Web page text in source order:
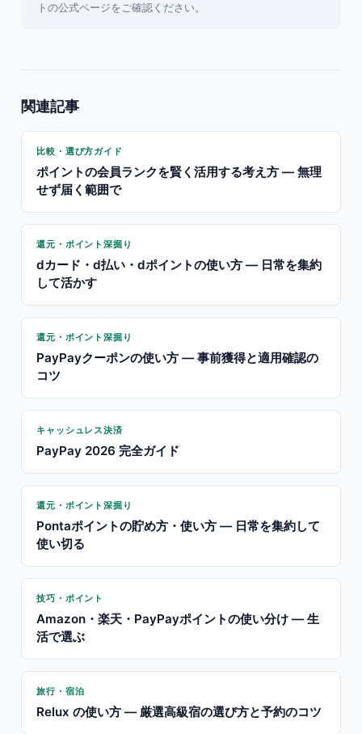
トの公式ページをご確認ください。
関連記事
比較・選び方ガイド
ポイントの会員ランクを賢く活用する考え方 — 無理
せず届く範囲で
還元・ポイント深掘り
dカード・d払い・dポイントの使い方 — 日常を集約
して活かす
還元・ポイント深掘り
PayPayクーポンの使い方 — 事前獲得と適用確認の
コツ
キャッシュレス決済
PayPay 2026 完全ガイド
還元・ポイント深掘り
Pontaポイントの貯め方・使い方 — 日常を集約して
使い切る
技巧・ポイント
Amazon・楽天・PayPayポイントの使い分け — 生
活で選ぶ
旅行・宿泊
Relux の使い方 — 厳選高級宿の選び方と予約のコツ